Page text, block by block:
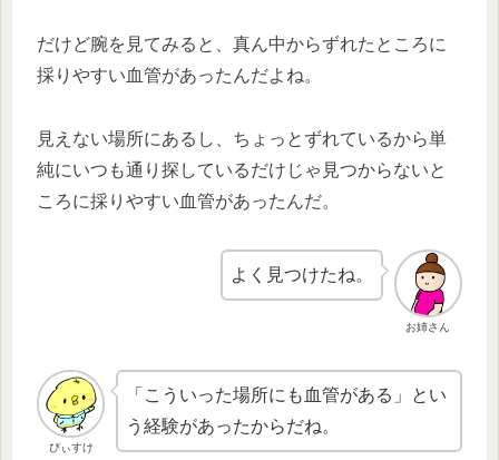
だけど腕を見てみると、真ん中からずれたところに
採りやすい血管があったんだよね。
見えない場所にあるし、ちょっとずれているから単
純にいつも通り探しているだけじゃ見つからないと
ころに採りやすい血管があったんだ。
お姉さん
よく見つけたね。
ぴぃすけ
「こういった場所にも血管がある」とい
う経験があったからだね。